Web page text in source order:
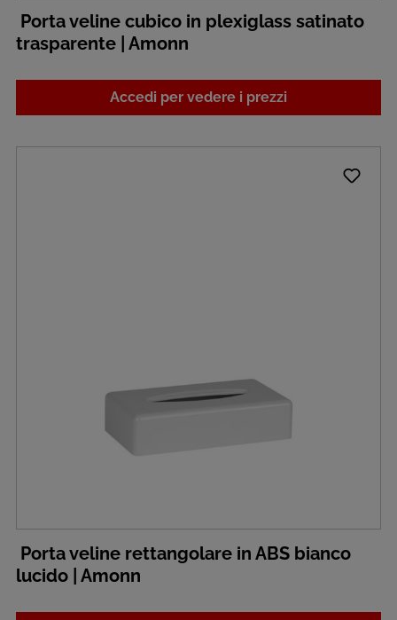
Porta veline cubico in plexiglass satinato
trasparente | Amonn
Accedi per vedere i prezzi
Porta veline rettangolare in ABS bianco
lucido | Amonn